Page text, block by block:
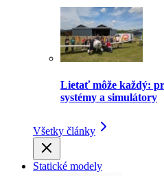
Lietať môže každý:
systémy a simulátory
Všetky články
Statické modely